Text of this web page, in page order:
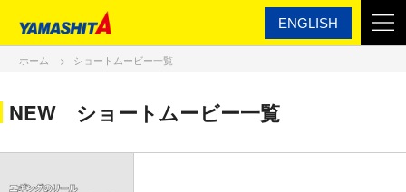
ENGLISH
ホーム ショートムービー一覧
NEW ショートムービー一覧